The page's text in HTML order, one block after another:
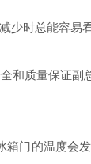
少时总能容易看
和质量保证副
门的温度